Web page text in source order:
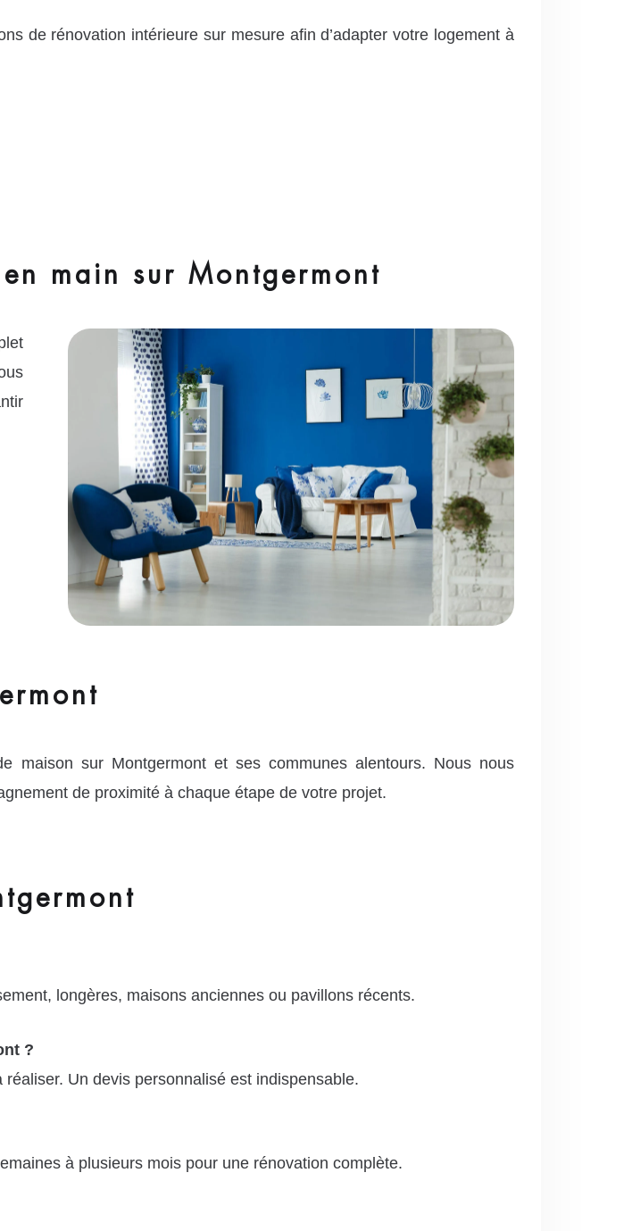
de rénovation intérieure sur mesure afin d’adapter votre logement à
main sur Montgermont
maison sur Montgermont et ses communes alentours. Nous nous
de proximité à chaque étape de votre projet.
longères, maisons anciennes ou pavillons récents.
?
Un devis personnalisé est indispensable.
à plusieurs mois pour une rénovation complète.